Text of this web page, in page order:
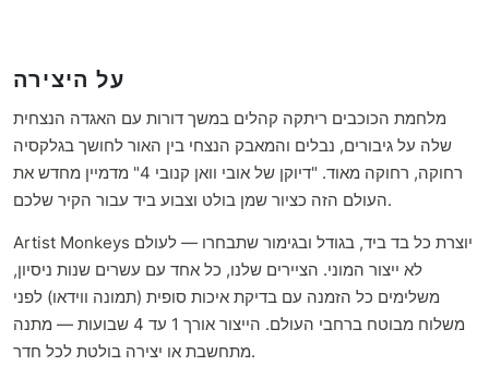
על היצירה
מלחמת הכוכבים ריתקה קהלים במשך דורות עם האגדה הנצחית
שלה על גיבורים, נבלים והמאבק הנצחי בין האור לחושך בגלקסיה
רחוקה, רחוקה מאוד. "דיוקן של אובי וואן קנובי 4" מדמיין מחדש את
העולם הזה כציור שמן בולט וצבוע ביד עבור הקיר שלכם.
Artist Monkeys יוצרת כל בד ביד, בגודל ובגימור שתבחרו — לעולם
לא ייצור המוני. הציירים שלנו, כל אחד עם עשרים שנות ניסיון,
משלימים כל הזמנה עם בדיקת איכות סופית (תמונה ווידאו) לפני
משלוח מבוטח ברחבי העולם. הייצור אורך 1 עד 4 שבועות — מתנה
מתחשבת או יצירה בולטת לכל חדר.